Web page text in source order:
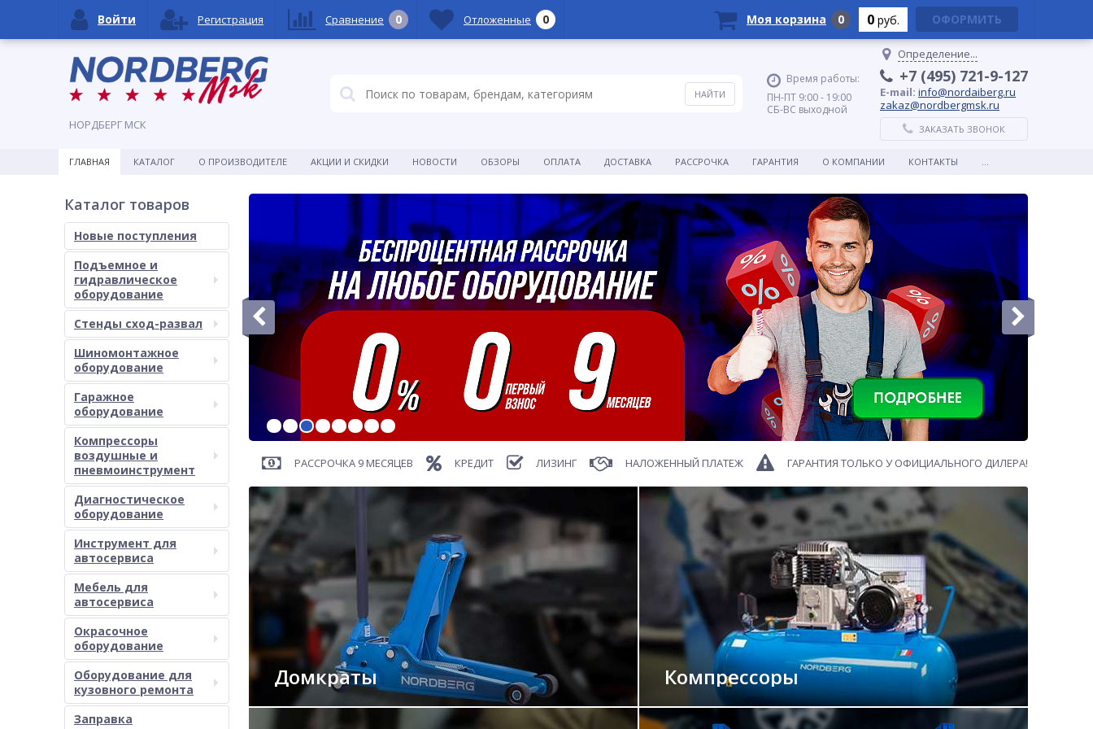
НОРДБЕРГ МСК
Время работы:
ПН-ПТ 9:00 - 19:00
СБ-ВС выходной
Определение...
+7 (495) 721-9-127
E-mail: info@nordaiberg.ru
zakaz@nordbergmsk.ru
ЗАКАЗАТЬ ЗВОНОК
ГЛАВНАЯ КАТАЛОГ О ПРОИЗВОДИТЕЛЕ АКЦИИ И СКИДКИ НОВОСТИ ОБЗОРЫ ОПЛАТА ДОСТАВКА РАССРОЧКА ГАРАНТИЯ О КОМПАНИИ КОНТАКТЫ ...
Каталог товаров
Новые поступления
Подъемное и
гидравлическое
оборудование
Стенды сход-развал
Шиномонтажное
оборудование
Гаражное
оборудование
Компрессоры
воздушные и
пневмоинструмент
Диагностическое
оборудование
Инструмент для
автосервиса
Мебель для
автосервиса
Окрасочное
оборудование
Оборудование для
кузовного ремонта
Заправка
РАССРОЧКА 9 МЕСЯЦЕВ КРЕДИТ ЛИЗИНГ НАЛОЖЕННЫЙ ПЛАТЕЖ ГАРАНТИЯ ТОЛЬКО У ОФИЦИАЛЬНОГО ДИЛЕРА!
Домкраты Компрессоры
Войти Регистрация Сравнение 0 Отложенные 0 Моя корзина 0 0 руб. ОФОРМИТЬ